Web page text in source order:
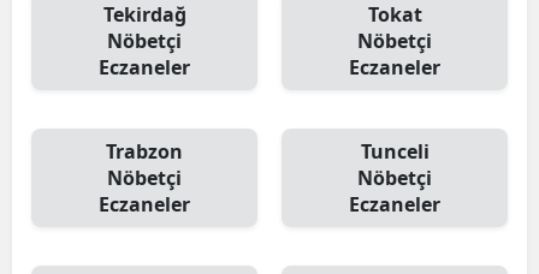
Tekirdağ
Nöbetçi
Eczaneler
Tokat
Nöbetçi
Eczaneler
Trabzon
Nöbetçi
Eczaneler
Tunceli
Nöbetçi
Eczaneler